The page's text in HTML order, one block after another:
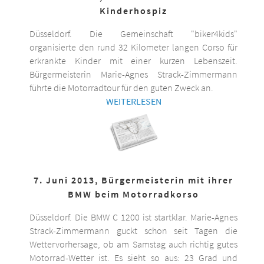
Kinderhospiz
Düsseldorf. Die Gemeinschaft "biker4kids"
organisierte den rund 32 Kilometer langen Corso für
erkrankte Kinder mit einer kurzen Lebenszeit.
Bürgermeisterin Marie-Agnes Strack-Zimmermann
führte die Motorradtour für den guten Zweck an.
WEITERLESEN
7. Juni 2013, Bürgermeisterin mit ihrer
BMW beim Motorradkorso
Düsseldorf. Die BMW C 1200 ist startklar. Marie-Agnes
Strack-Zimmermann guckt schon seit Tagen die
Wettervorhersage, ob am Samstag auch richtig gutes
Motorrad-Wetter ist. Es sieht so aus: 23 Grad und